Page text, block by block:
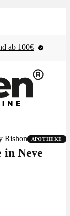
ab 100€
Rishon APOTHEKE
in Neve